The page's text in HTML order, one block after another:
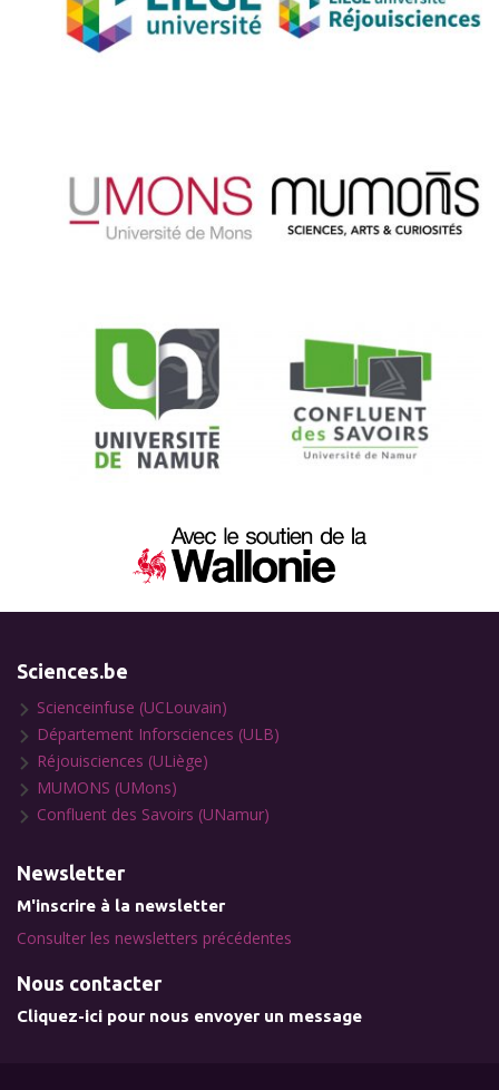
Sciences.be
Scienceinfuse (UCLouvain)
Département Inforsciences (ULB)
Réjouisciences (ULiège)
MUMONS (UMons)
Confluent des Savoirs (UNamur)
Newsletter
M'inscrire à la newsletter
Consulter les newsletters précédentes
Nous contacter
Cliquez-ici pour nous envoyer un message